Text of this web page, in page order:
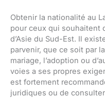
Obtenir la nationalité au
pour ceux qui souhaitent
d’Asie du Sud-Est. Il
parvenir, que ce soit par
mariage, l’adoption ou
voies a ses propres
est fortement
juridiques ou de